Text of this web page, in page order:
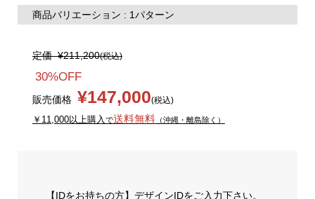
商品バリエーション : 1パターン
定価¥211,200(税込)
30%OFF
販売価格 ¥147,000(税込)
￥11,000以上購入 で送料無料（沖縄・離島除く）
【IDをお持ちの方】デザインIDをご入力下さい。